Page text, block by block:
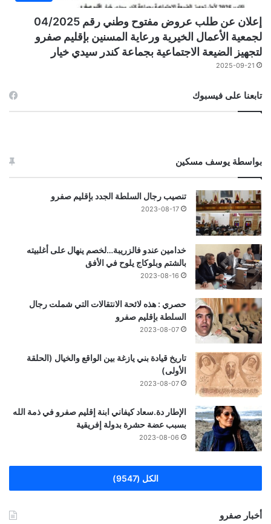
إعلان عن طلب عروض مفتوح وطني رقم 04/2025
لجمعية الأعمال الخيرية ورعاية المسنين بإقليم صفرو
لتجهيز الضيعة الاجتماعية بجماعة كندر سيدي خيار
2025-09-21
تابعنا على فيسبوك
بواسطة يوسف مسكين
تنصيب رجال السلطة الجدد بإقليم صفرو
2023-08-17
خدامين عندو فالزريبة…لخصم ينهال على أغلبيته
بالشتم وبلوكاج يلوح في الأفق
2023-08-16
حصري : هذه لائحة الانتقالات التي شملت رجال
السلطة بإقليم صفرو
2023-08-07
تاريخ قيادة بني يازغة بين الواقع والخيال (الحلقة
الأولى)
2023-08-07
الإطار دة.سعاد كيفاني ابنة إقليم صفرو في ذمة الله
بسبب عضة حشرة بدولة إفريقية
2023-08-06
الكل (9547)
أخبار صفرو